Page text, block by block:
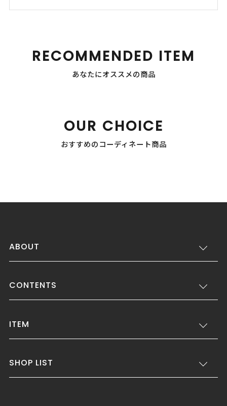
RECOMMENDED ITEM
あなたにオススメの商品
OUR CHOICE
おすすめのコーディネート商品
ABOUT
CONTENTS
ITEM
SHOP LIST